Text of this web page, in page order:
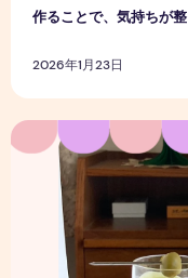
作ることで、気持ちが
2026年1月23日
一皿で心がときめく、